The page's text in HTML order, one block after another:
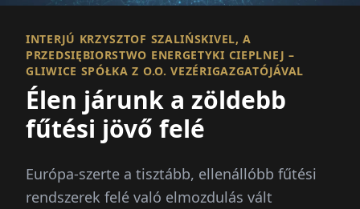
INTERJÚ KRZYSZTOF SZALIŃSKIVEL, A
PRZEDSIĘBIORSTWO ENERGETYKI CIEPLNEJ –
GLIWICE SPÓŁKA Z O.O. VEZÉRIGAZGATÓJÁVAL
Élen járunk a zöldebb
fűtési jövő felé
Európa-szerte a tisztább, ellenállóbb fűtési
rendszerek felé való elmozdulás vált